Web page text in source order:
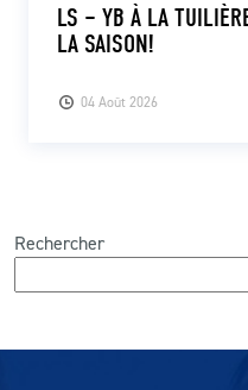
04 Août 2026
LS – YB À LA
LA SAISON!
Rechercher